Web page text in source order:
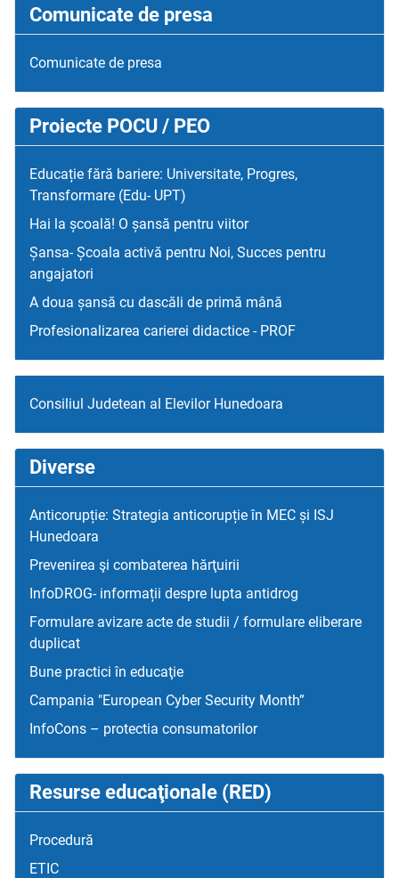
Comunicate de presa
Comunicate de presa
Proiecte POCU / PEO
Educație fără bariere: Universitate, Progres,
Transformare (Edu- UPT)
Hai la școală! O șansă pentru viitor
Șansa- Școala activă pentru Noi, Succes pentru
angajatori
A doua șansă cu dascăli de primă mână
Profesionalizarea carierei didactice - PROF
Consiliul Judetean al Elevilor Hunedoara
Diverse
Anticorupție: Strategia anticorupție în MEC și ISJ
Hunedoara
Prevenirea şi combaterea hărţuirii
InfoDROG- informații despre lupta antidrog
Formulare avizare acte de studii / formulare eliberare
duplicat
Bune practici în educaţie
Campania "European Cyber Security Month”
InfoCons – protectia consumatorilor
Resurse educaţionale (RED)
Procedură
ETIC